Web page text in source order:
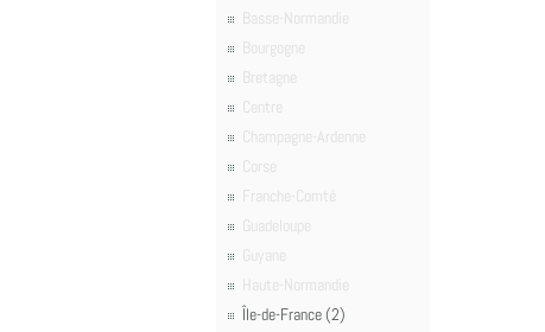
Basse-Normandie
Bourgogne
Bretagne
Centre
Champagne-Ardenne
Corse
Franche-Comté
Guadeloupe
Guyane
Haute-Normandie
Île-de-France (2)